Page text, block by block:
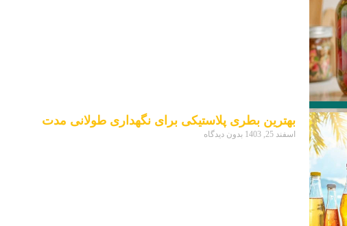
بهترین بطری پلاستیکی برای نگهداری طولانی مدت
اسفند 25, 1403 بدون دیدگاه